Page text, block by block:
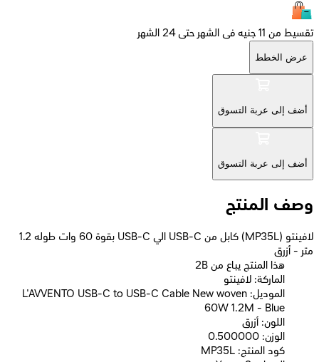
تقسيط من 11 جنيه فى الشهر حتى 24 الشهر
عرض الخطط
أضف إلى عربة التسوق
أضف إلى عربة التسوق
وصف المنتج
لافينتو (MP35L) كابل من USB-C الي USB-C بقوة 60 وات طوله 1.2
متر - أزرق
2B هذا المنتج يباع من
الماركة: لافينتو
الموديل: L'AVVENTO USB-C to USB-C Cable New woven
60W 1.2M - Blue
اللون: أزرق
الوزن: 0.500000
كود المنتج: MP35L